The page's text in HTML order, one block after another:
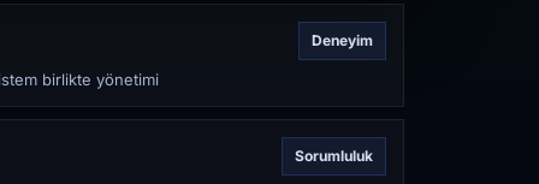
Deneyim
birlikte yönetimi
Sorumluluk